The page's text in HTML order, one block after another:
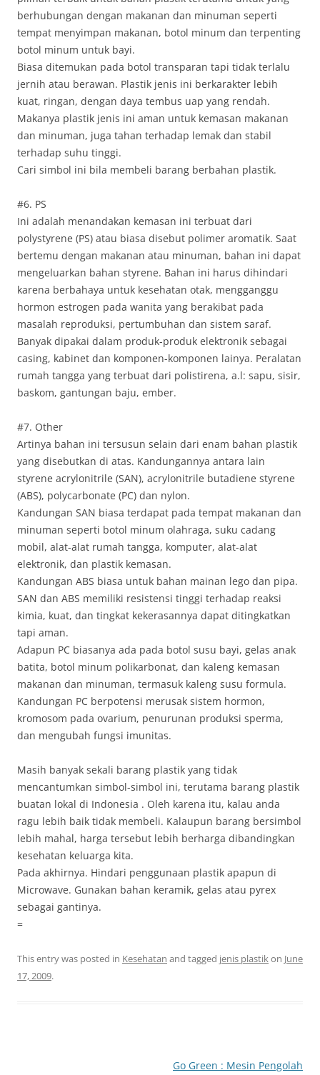
berhubungan dengan makanan dan minuman seperti
tempat menyimpan makanan, botol minum dan terpenting
botol minum untuk bayi.
Biasa ditemukan pada botol transparan tapi tidak terlalu
jernih atau berawan. Plastik jenis ini berkarakter lebih
kuat, ringan, dengan daya tembus uap yang rendah.
Makanya plastik jenis ini aman untuk kemasan makanan
dan minuman, juga tahan terhadap lemak dan stabil
terhadap suhu tinggi.
Cari simbol ini bila membeli barang berbahan plastik.
#6. PS
Ini adalah menandakan kemasan ini terbuat dari
polystyrene (PS) atau biasa disebut polimer aromatik. Saat
bertemu dengan makanan atau minuman, bahan ini dapat
mengeluarkan bahan styrene. Bahan ini harus dihindari
karena berbahaya untuk kesehatan otak, mengganggu
hormon estrogen pada wanita yang berakibat pada
masalah reproduksi, pertumbuhan dan sistem saraf.
Banyak dipakai dalam produk-produk elektronik sebagai
casing, kabinet dan komponen-komponen lainya. Peralatan
rumah tangga yang terbuat dari polistirena, a.l: sapu, sisir,
baskom, gantungan baju, ember.
#7. Other
Artinya bahan ini tersusun selain dari enam bahan plastik
yang disebutkan di atas. Kandungannya antara lain
styrene acrylonitrile (SAN), acrylonitrile butadiene styrene
(ABS), polycarbonate (PC) dan nylon.
Kandungan SAN biasa terdapat pada tempat makanan dan
minuman seperti botol minum olahraga, suku cadang
mobil, alat-alat rumah tangga, komputer, alat-alat
elektronik, dan plastik kemasan.
Kandungan ABS biasa untuk bahan mainan lego dan pipa.
SAN dan ABS memiliki resistensi tinggi terhadap reaksi
kimia, kuat, dan tingkat kekerasannya dapat ditingkatkan
tapi aman.
Adapun PC biasanya ada pada botol susu bayi, gelas anak
batita, botol minum polikarbonat, dan kaleng kemasan
makanan dan minuman, termasuk kaleng susu formula.
Kandungan PC berpotensi merusak sistem hormon,
kromosom pada ovarium, penurunan produksi sperma,
dan mengubah fungsi imunitas.
Masih banyak sekali barang plastik yang tidak
mencantumkan simbol-simbol ini, terutama barang plastik
buatan lokal di Indonesia . Oleh karena itu, kalau anda
ragu lebih baik tidak membeli. Kalaupun barang bersimbol
lebih mahal, harga tersebut lebih berharga dibandingkan
kesehatan keluarga kita.
Pada akhirnya. Hindari penggunaan plastik apapun di
Microwave. Gunakan bahan keramik, gelas atau pyrex
sebagai gantinya.
=
This entry was posted in Kesehatan and tagged jenis plastikon June
17, 2009.
Go Green : Mesin Pengolah